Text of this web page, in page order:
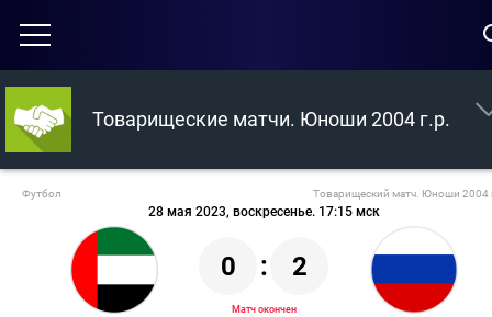
Товарищеские матчи. Юноши 2004 г.р.
Футбол
28 мая 2023, воскресенье. 17:15 мск
Товарищеский матч. Юноши 2004
0 : 2
Матч окончен